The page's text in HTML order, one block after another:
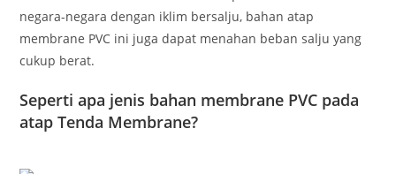
negara-negara dengan iklim bersalju, bahan atap
membrane PVC ini juga dapat menahan beban salju yang
cukup berat.
Seperti apa jenis bahan membrane PVC pada
atap Tenda Membrane?